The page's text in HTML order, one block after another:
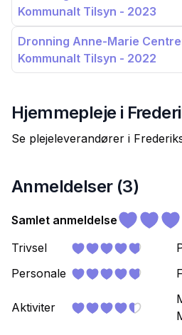
Kommunalt Tilsyn - 2023
Dronning Anne-Marie
Kommunalt Tilsyn - 2022
Hjemmepleje i
Se plejeleverandører i
Anmeldelser (3)
Samlet anmeldelse
Trivsel
Personale
Aktiviter